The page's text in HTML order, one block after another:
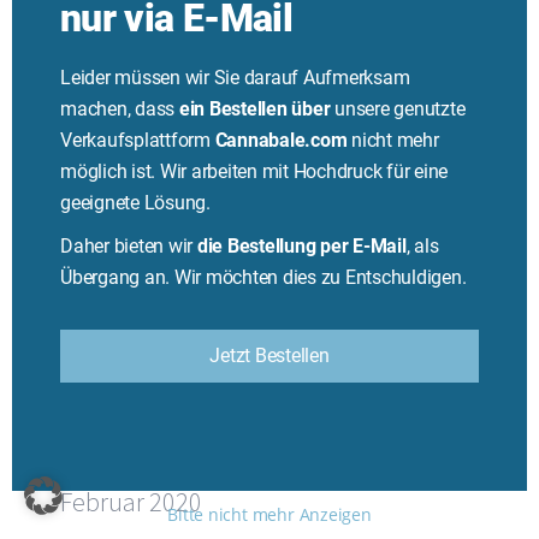
Two – Effects of cannabidiol (CBD) in
neuropsychiatric disorders: A review of
pre-clinical and clinical findings.
Download vom 12. Februar 2020
[14] Kogan N., et. al. (2015).
Cannabidiol, a Major Non-
Psychotropic Cannabis Constituent
Enhances Fracture Healing and
Februar 2020
nur via E-Mail
Leider müssen wir Sie darauf Aufmerksam
machen, dass ein Bestellen überunsere genutzte
Verkaufsplattform Cannabale.com nicht mehr
möglich ist. Wir arbeiten mit Hochdruck für eine
geeignete Lösung.
Daher bieten wirdie Bestellung per E-Mail, als
Übergang an. Wir möchten dies zu Entschuldigen.
Jetzt Bestellen
Bitte nicht mehr Anzeigen